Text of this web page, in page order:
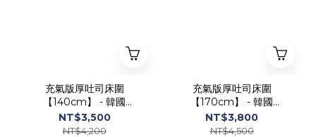
充氣版厚吐司床圍
【140cm】 - 韓國
Kangaruru袋鼠寶寶甜睡
安全寢具
NT$3,500
NT$4,200
充氣版厚吐司床圍
【170cm】 - 韓國
Kangaruru袋鼠寶寶甜睡
安全寢具
NT$3,800
NT$4,500